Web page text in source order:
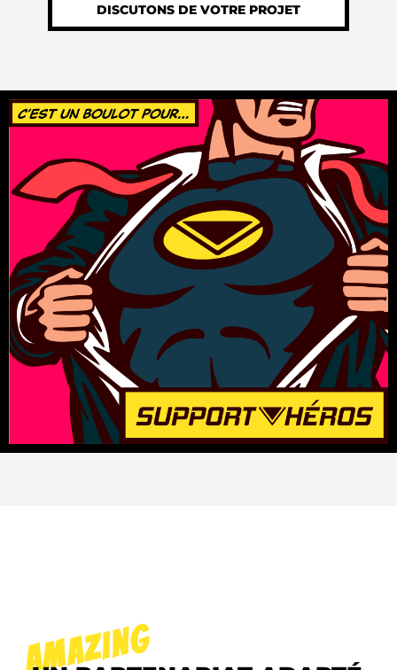
DISCUTONS DE VOTRE PROJET
AMAZING